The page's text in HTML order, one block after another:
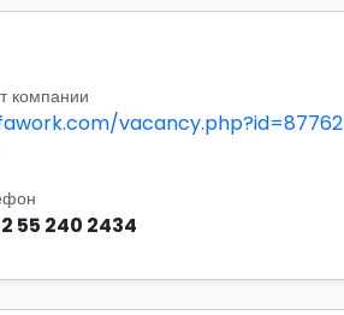
компании
vacancy.php?id=87762
55 240 2434